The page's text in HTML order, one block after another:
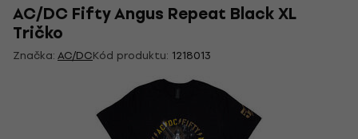
AC/DC Fifty Angus Repeat Black XL
Tričko
Značka:AC/DCKód produktu: 1218013